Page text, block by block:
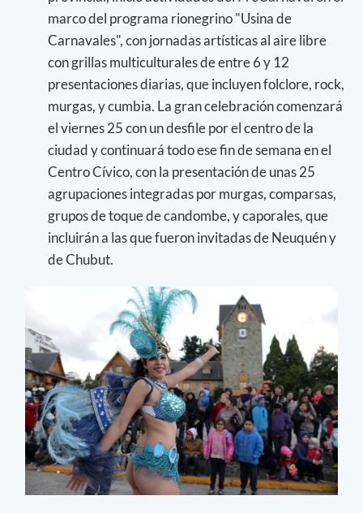
marco del programa rionegrino "Usina de
Carnavales", con jornadas artísticas al aire libre
con grillas multiculturales de entre 6 y 12
presentaciones diarias, que incluyen folclore, rock,
murgas, y cumbia. La gran celebración comenzará
el viernes 25 con un desfile por el centro de la
ciudad y continuará todo ese fin de semana en el
Centro Cívico, con la presentación de unas 25
agrupaciones integradas por murgas, comparsas,
grupos de toque de candombe, y caporales, que
incluirán a las que fueron invitadas de Neuquén y
de Chubut.